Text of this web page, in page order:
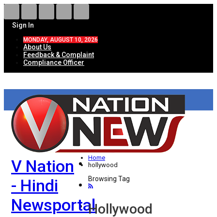
Sign In
MONDAY, AUGUST 10, 2026
About Us
Feedback & Complaint
Compliance Officer
V Nation
- Hindi
Newsportal
HOME
ताज़ा खबरें
देश
विदेश
राज्य
उत्तर प्रदेश
Home
hollywood
Browsing Tag
Hollywood